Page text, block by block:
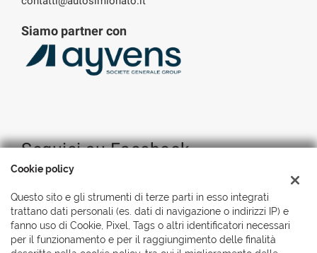
Siamo partner con
Seguici su Facebook
Cookie policy
Questo sito e gli strumenti di terze parti in esso integrati
trattano dati personali (es. dati di navigazione o indirizzi IP) e
fanno uso di Cookie, Pixel, Tags o altri identificatori necessari
per il funzionamento e per il raggiungimento delle finalità